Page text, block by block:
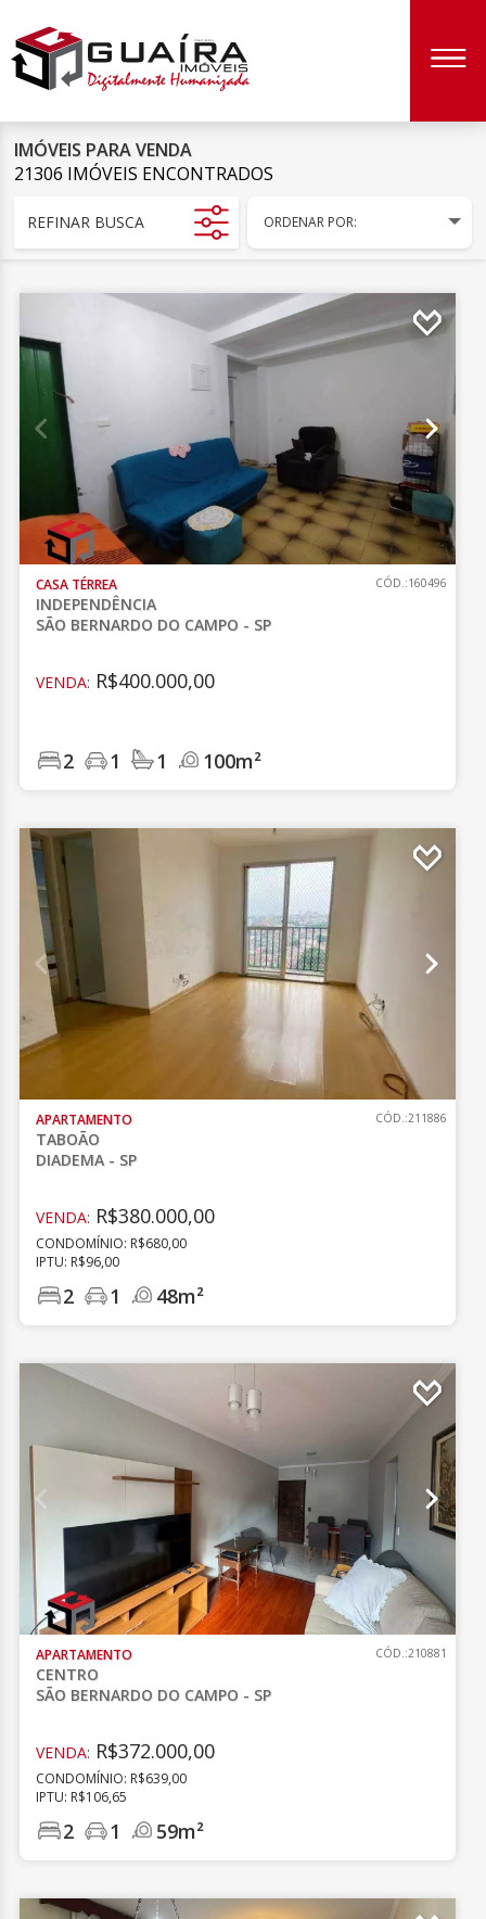
IMÓVEIS PARA VENDA
21306 IMÓVEIS ENCONTRADOS
REFINAR BUSCA ORDENAR POR:
CASA TÉRREA
INDEPENDÊNCIA
SÃO BERNARDO DO CAMPO - SP
CÓD.:160496
VENDA: R$400.000,00
2 1 1 100m²
APARTAMENTO
TABOÃO
DIADEMA - SP
CÓD.:211886
VENDA: R$380.000,00
CONDOMÍNIO: R$680,00
IPTU: R$96,00
2 1 48m²
APARTAMENTO
CENTRO
SÃO BERNARDO DO CAMPO - SP
CÓD.:210881
VENDA: R$372.000,00
CONDOMÍNIO: R$639,00
IPTU: R$106,65
2 1 59m²